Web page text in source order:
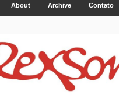
About Archive Contato